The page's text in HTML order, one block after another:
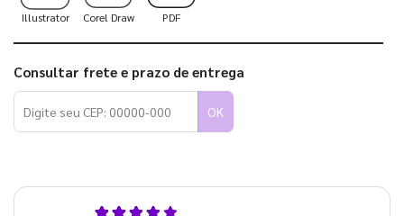
Illustrator Corel Draw PDF
Consultar frete e prazo de entrega
OK